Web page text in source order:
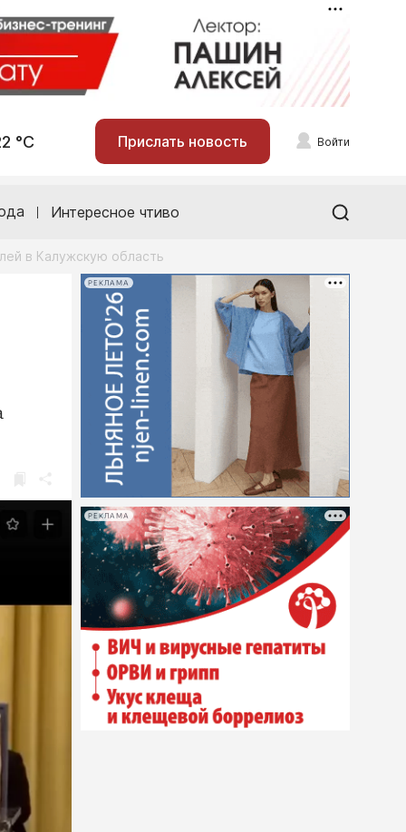
°С Прислать новость Войти
Интересное чтиво
в Калужскую область
РЕКЛАМА
РЕКЛАМА